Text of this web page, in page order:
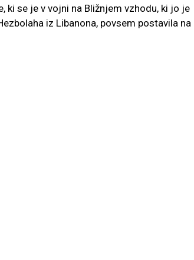
ki se je v vojni na Bližnjem vzhodu, ki jo je
iz Libanona, povsem postavila na